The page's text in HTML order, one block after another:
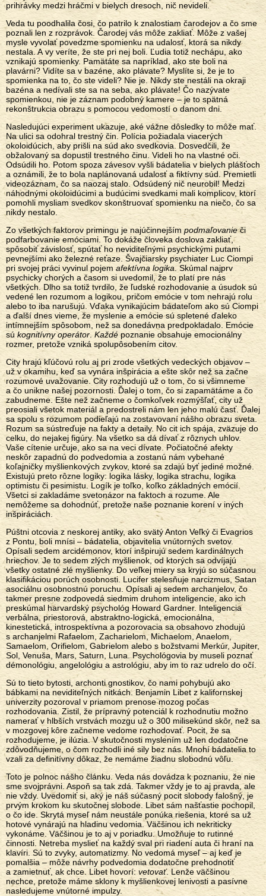
prihrávky medzi hráčmi v bielych dresoch, nič nevideli.
Veda tu poodhalila čosi, čo patrilo k znalostiam čarodejov a čo sme
poznali len z rozprávok. Čarodej vás môže zakliať. Môže z vašej
mysle vyvolať povedzme spomienku na udalosť, ktorá sa nikdy
nestala. A vy veríte, že ste pri nej boli. Ľudia totiž nechápu, ako
vznikajú spomienky. Pamätáte sa napríklad, ako ste boli na
plavárni? Vidíte sa v bazéne, ako plávate? Myslíte si, že je to
spomienka na to, čo ste videli? Nie je. Nikdy ste nestáli na okraji
bazéna a nedívali ste sa na seba, ako plávate! Čo nazývate
spomienkou, nie je záznam podobný kamere – je to spätná
rekonštrukcia obrazu s pomocou vedomostí o danom dni.
Nasledujúci experiment ukazuje, aké vážne dôsledky to môže mať.
Na ulici sa odohral trestný čin. Polícia požiadala viacerých
okoloidúcich, aby prišli na súd ako svedkovia. Dosvedčili, že
obžalovaný sa dopustil trestného činu. Videli ho na vlastné oči.
Odsúdili ho. Potom spoza závesov vyšli bádatelia v bielych plášťoch
a oznámili, že to bola naplánovaná udalosť a fiktívny súd. Premietli
videozáznam, čo sa naozaj stalo. Odsúdený nič neurobil! Medzi
náhodnými okoloidúcimi a budúcimi svedkami mali komplicov, ktorí
pomohli mysliam svedkov skonštruovať spomienku na niečo, čo sa
nikdy nestalo.
Zo všetkých faktorov primingu je najúčinnejším podmaľovanieči
podfarbovanie emóciami. To dokáže človeka doslova zakliať,
spôsobiť závislosť, spútať ho neviditeľnými psychickými putami
pevnejšími ako železné reťaze. Švajčiarsky psychiater Luc Ciompi
pri svojej práci vyvinul pojem afektívna logika . Skúmal najprv
psychicky chorých a časom si uvedomil, že to platí pre nás
všetkých. Dlho sa totiž tvrdilo, že ľudské rozhodovanie a úsudok sú
vedené len rozumom a logikou, pričom emócie v tom nehrajú rolu
alebo to iba narušujú. Vďaka vynikajúcim bádateľom ako sú Ciompi
a ďalší dnes vieme, že myslenie a emócie sú spletené ďaleko
intímnejším spôsobom, než sa donedávna predpokladalo. Emócie
sú kognitívny operátor Každépoznanie obsahuje emocionálny
rozmer, pretože vzniká spolupôsobením citov.
City hrajú kľúčovú rolu aj pri zrode všetkých vedeckých objavov –
už v okamihu, keď sa vynára inšpirácia a ešte skôr než sa začne
rozumové uvažovanie. City rozhodujú už o tom, čo si všimneme
a čo unikne našej pozornosti. Ďalej o tom, čo si zapamätáme a čo
zabudneme. Ešte než začneme o čomkoľvek rozmýšľať, city už
preosiali všetok materiál a predostreli nám len jeho malú časť. Ďalej
sa spolu s rozumom podieľajú na zostavovaní nášho obrazu sveta.
Rozum sa sústreďuje na fakty a detaily. No cit ich spája, zväzuje do
celku, do nejakej figúry. Na všetko sa dá dívať z rôznych uhlov.
Vaše cítenie určuje, ako sa na veci dívate. Počiatočné afekty
neskôr zapadnú do podvedomia a zostanú nám vybehané
koľajničky myšlienkových zvykov, ktoré sa zdajú byť jediné možné.
Existujú preto rôzne logiky: logika lásky, logika strachu, logika
optimistu či pesimistu. Logík je toľko, koľko základných emócií.
Všetci si zakladáme svetonázor na faktoch a rozume. Ale
nemôžeme sa dohodnúť, pretože naše poznanie korení v iných
inšpiráciách.
Púštni otcovia z neskorej antiky, ako svätý Anton Veľký či Evagrios
z Pontu, boli mnísi – bádatelia, objavitelia vnútorných svetov.
Opísali sedem arcidémonov, ktorí inšpirujú sedem kardinálnych
hriechov. Je to sedem zlých myšlienok, od ktorých sa odvíjajú
všetky ostatné zlé myšlienky. Do veľkej miery sa kryjú so súčasnou
klasifikáciou porúch osobnosti. Lucifer stelesňuje narcizmus, Satan
asociálnu osobnostnú poruchu. Opísali aj sedem archanjelov, čo
takmer presne zodpovedá siedmim druhom inteligencie, ako ich
preskúmal harvardský psychológ Howard Gardner. Inteligencia
verbálna, priestorová, abstraktno-logická, emocionálna,
kinestetická, introspektívna a pozorovacia sa obsahovo zhodujú
s archanjelmi Rafaelom, Zacharielom, Michaelom, Anaelom,
Samaelom, Orifielom, Gabrielom alebo s božstvami Merkúr, Jupiter,
Sol, Venuša, Mars, Saturn, Luna. Psychológovia by museli poznať
démonológiu, angelológiu a astrológiu, aby im to raz udrelo do očí.
Sú to tieto bytosti, archonti gnostikov, čo nami pohybujú ako
bábkami na neviditeľných nitkách. Benjamin Libet z kalifornskej
univerzity pozoroval v priamom prenose mozog počas
rozhodovania. Zistil, že prípravný potenciál k rozhodnutiu možno
namerať v hlbších vrstvách mozgu už o 300 milisekúnd skôr, než sa
v mozgovej kôre začneme vedome rozhodovať. Pocit, že sa
rozhodujeme, je ilúzia. V skutočnosti myslením už len dodatočne
zdôvodňujeme, o čom rozhodli iné sily bez nás. Mnohí bádatelia to
vzali za definitívny dôkaz, že nemáme žiadnu slobodnú vôľu.
Toto je polnoc nášho článku. Veda nás dovádza k poznaniu, že nie
sme svojprávni. Aspoň sa tak zdá. Takmer vždy je to aj pravda, ale
nie vždy. Uvedomiť si, aký je náš súčasný pocit slobody falošný, je
prvým krokom ku skutočnej slobode. Libet sám našťastie pochopil,
o čo ide. Skrytá myseľ nám neustále ponúka riešenia, ktoré sa už
hotové vynárajú na hladinu vedomia. Väčšinou ich nekriticky
vykonáme. Väčšinou je to aj v poriadku. Umožňuje to rutinné
činnosti. Netreba myslieť na každý sval pri riadení auta či hraní na
klavíri. Sú to zvyky, automatizmy. No vedomá myseľ – aj keď je
pomalšia – môže návrhy podvedomia dodatočne prehodnotiť
a zamietnuť, ak chce. Libet hovorí: vetovať. Lenže väčšinou
nechce, pretože máme sklony k myšlienkovej lenivosti a pasívne
nasledujeme vnútorné impulzy.